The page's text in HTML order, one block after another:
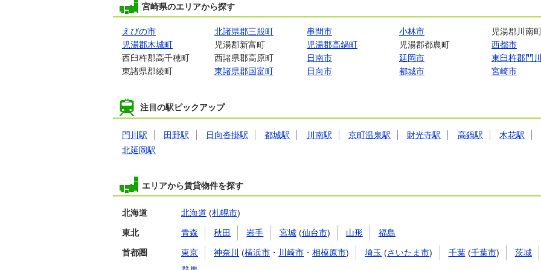
宮崎県のエリアから探す
えびの市 北諸県郡三股町 串間市 小林市
児湯郡川南
児湯郡木城町
児湯郡新富町 児湯郡高鍋町 児湯郡都農町
西都市
西臼杵郡高千穂町
西諸県郡高原町 日南市 延岡市
東臼杵郡門
東諸県郡綾町
東諸県郡国富町 日向市 都城市 宮崎市
注目の駅ピックアップ
門川駅 田野駅 日向沓掛駅 都城駅 川南駅 京町温泉駅 財光寺駅 高鍋駅
木花駅
北延岡駅
エリアから賃貸物件を探す
北海道 北海道 (札幌市)
東北 青森 秋田 岩手 宮城(仙台市) 山形 福島
首都圏 東京 神奈川 (横浜市 ・ 川崎市 ・相模原市) 埼玉 (さいたま市) 千葉(千葉市) 茨城